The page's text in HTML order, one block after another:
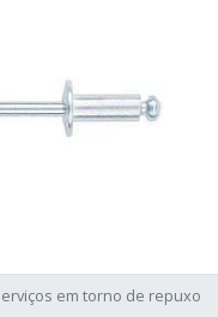
em torno de repuxo